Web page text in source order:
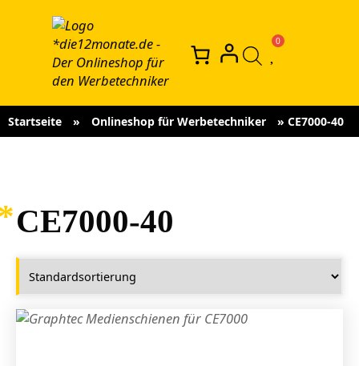
Startseite » Onlineshop für Werbetechniker » CE7000-40
CE7000-40